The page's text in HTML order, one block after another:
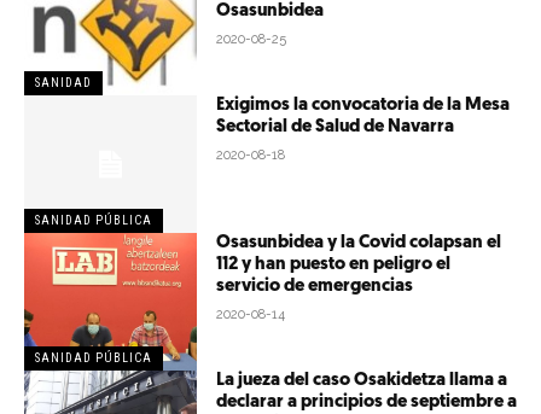
SANIDAD
Osasunbidea
2020-08-25
SANIDAD PÚBLICA
Exigimos la convocatoria de la Mesa
Sectorial de Salud de Navarra
2020-08-18
SANIDAD PÚBLICA
Osasunbidea y la Covid colapsan el
112 y han puesto en peligro el
servicio de emergencias
2020-08-14
La jueza del caso Osakidetza llama a
declarar a principios de septiembre a